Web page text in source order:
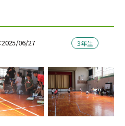
2025/06/27 ３年生